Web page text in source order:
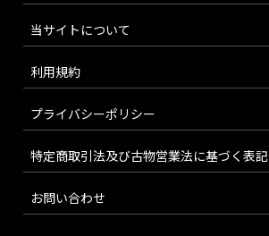
当サイトについて
利用規約
プライバシーポリシー
特定商取引法及び古物営業法に基づく表記
お問い合わせ